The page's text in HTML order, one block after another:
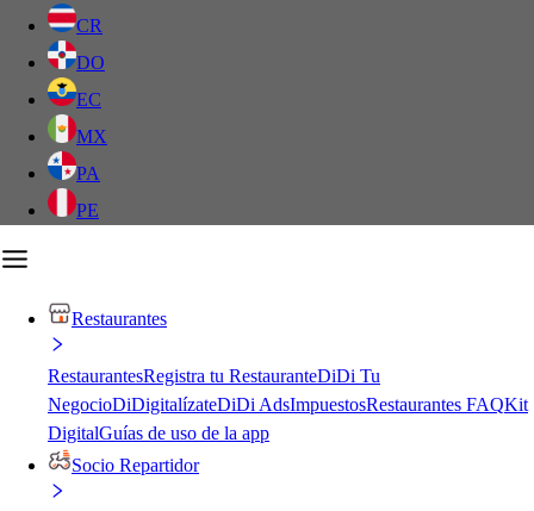
CR
DO
EC
MX
PA
PE
Restaurantes
RestaurantesRegistra tu RestauranteDiDi Tu
NegocioDiDigitalízateDiDi AdsImpuestosRestaurantes FAQKit
DigitalGuías de uso de la app
Socio Repartidor